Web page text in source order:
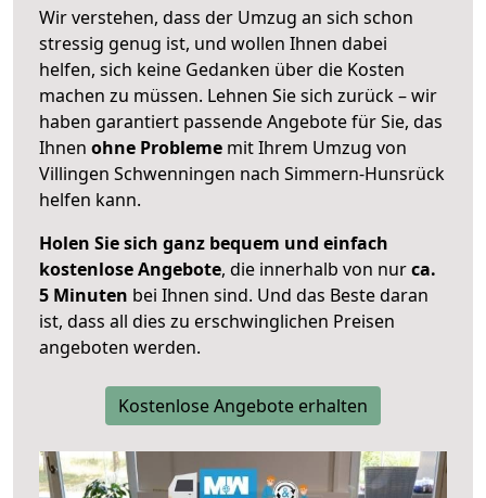
Wir verstehen, dass der Umzug an sich schon
stressig genug ist, und wollen Ihnen dabei
helfen, sich keine Gedanken über die Kosten
machen zu müssen. Lehnen Sie sich zurück – wir
haben garantiert passende Angebote für Sie, das
Ihnen ohne Probleme mit Ihrem Umzug von
Villingen Schwenningen nach Simmern-Hunsrück
helfen kann.
Holen Sie sich ganz bequem und einfach
kostenlose Angebote, die innerhalb von nurca.
5 Minuten bei Ihnen sind. Und das Beste daran
ist, dass all dies zu erschwinglichen Preisen
angeboten werden.
Kostenlose Angebote erhalten